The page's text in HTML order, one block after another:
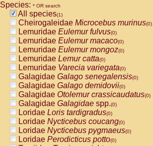
CebidaeCebus capucinus
CebidaeCebus nigrivittatus
CebidaeCebus spp.(0)
CebidaeSaimiri boliviensis(0)
CebidaeSaimiri sciureus(0)
AtelidaeAlouatta caraya(0)
AtelidaeAlouatta fusca(0)
AtelidaeAlouatta seniculus(0)
AtelidaeAlouattaspp.(0)
AtelidaeAteles belzebuth(0)
AtelidaeAteles geoffroyi(0)
AtelidaeAteles paniscus(0)
AtelidaeAtelesspp.(0)
AtelidaeLagothrix lagothricha(0)
AtelidaeLagothrix lagothricha cana
PitheciidaeCacajao calvus
Species: * OR search
All species(1)
Cheirogaleidae Microcebus murinus(0)
Lemuridae Eulemur fulvus(0)
Lemuridae Eulemur macaco(0)
Lemuridae Eulemur mongoz(0)
Lemuridae Lemur catta(0)
Lemuridae Varecia variegata(0)
Galagidae Galago senegalensis(0)
Galagidae Galago demidovii(0)
Galagidae Otolemur crassicaudatus(0)
Galagidae Galagidae spp.(0)
Loridae Loris tardigradus(0)
Loridae Nycticebus coucang(0)
Loridae Nycticebus pygmaeus(0)
Loridae Perodicticus potto(0)